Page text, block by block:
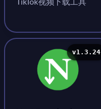
TikTok视频下载工具
v1.3.24